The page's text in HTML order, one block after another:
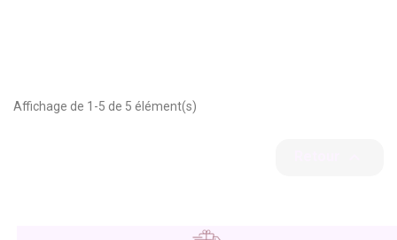
Affichage de 1-5 de 5 élément(s)